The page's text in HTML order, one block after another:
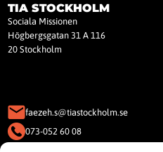
TIA STOCKHOLM
Sociala Missionen
Högbergsgatan 31 A 116
20 Stockholm
faezeh.s@tiastockholm.se
073-052 60 08